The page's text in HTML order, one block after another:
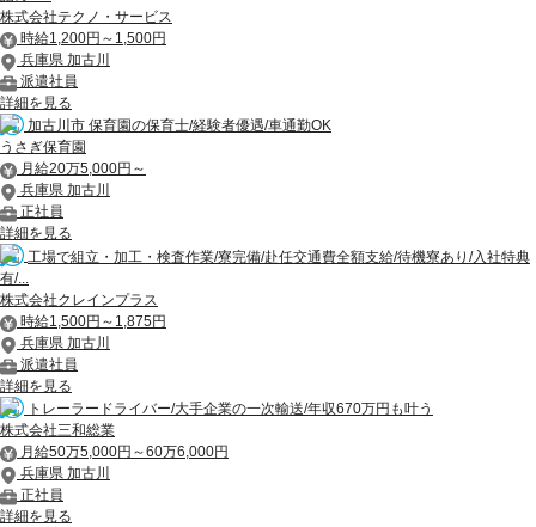
株式会社テクノ・サービス
時給1,200円～1,500円
兵庫県 加古川
派遣社員
詳細を見る
加古川市 保育園の保育士/経験者優遇/車通勤OK
うさぎ保育園
月給20万5,000円～
兵庫県 加古川
正社員
詳細を見る
工場で組立・加工・検査作業/寮完備/赴任交通費全額支給/待機寮あり/入社特典
有/...
株式会社クレインプラス
時給1,500円～1,875円
兵庫県 加古川
派遣社員
詳細を見る
トレーラードライバー/大手企業の一次輸送/年収670万円も叶う
株式会社三和総業
月給50万5,000円～60万6,000円
兵庫県 加古川
正社員
詳細を見る